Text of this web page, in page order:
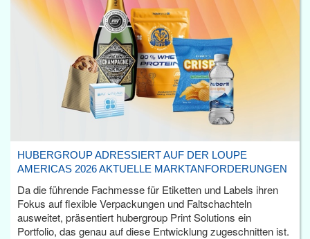
HUBERGROUP ADRESSIERT AUF DER LOUPE
AMERICAS 2026 AKTUELLE MARKTANFORDERUNGEN
Da die führende Fachmesse für Etiketten und Labels ihren
Fokus auf flexible Verpackungen und Faltschachteln
ausweitet, präsentiert hubergroup Print Solutions ein
Portfolio, das genau auf diese Entwicklung zugeschnitten ist.